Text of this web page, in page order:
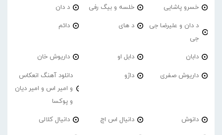
خسرو پاشایی خلسه و بیگ رفی د دان
د دان و علیرضا جی
جی
د های دائم
دابان دابل او داریوش خان
داریوش صفری داژو
دانلود آهنگ انعکاس
و امیر اس و امیر دیان
و پوکسا
دانوش دانیال اس اچ دانیال کلالی